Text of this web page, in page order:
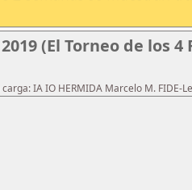
(El Torneo de los 4
IA IO HERMIDA Marcelo M. FIDE-